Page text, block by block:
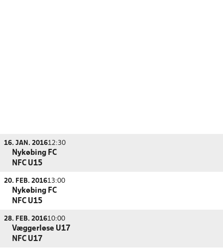
16. JAN. 201612:30
Nykøbing FC
NFC U15
20. FEB. 201613:00
Nykøbing FC
NFC U15
28. FEB. 201610:00
Væggerløse U17
NFC U17